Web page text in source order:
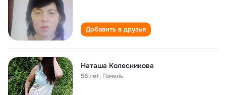
Добавить в друзья
Наташа Колесникова
56 лет, Гомель